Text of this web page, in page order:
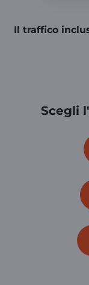
Il traffico
Scegli